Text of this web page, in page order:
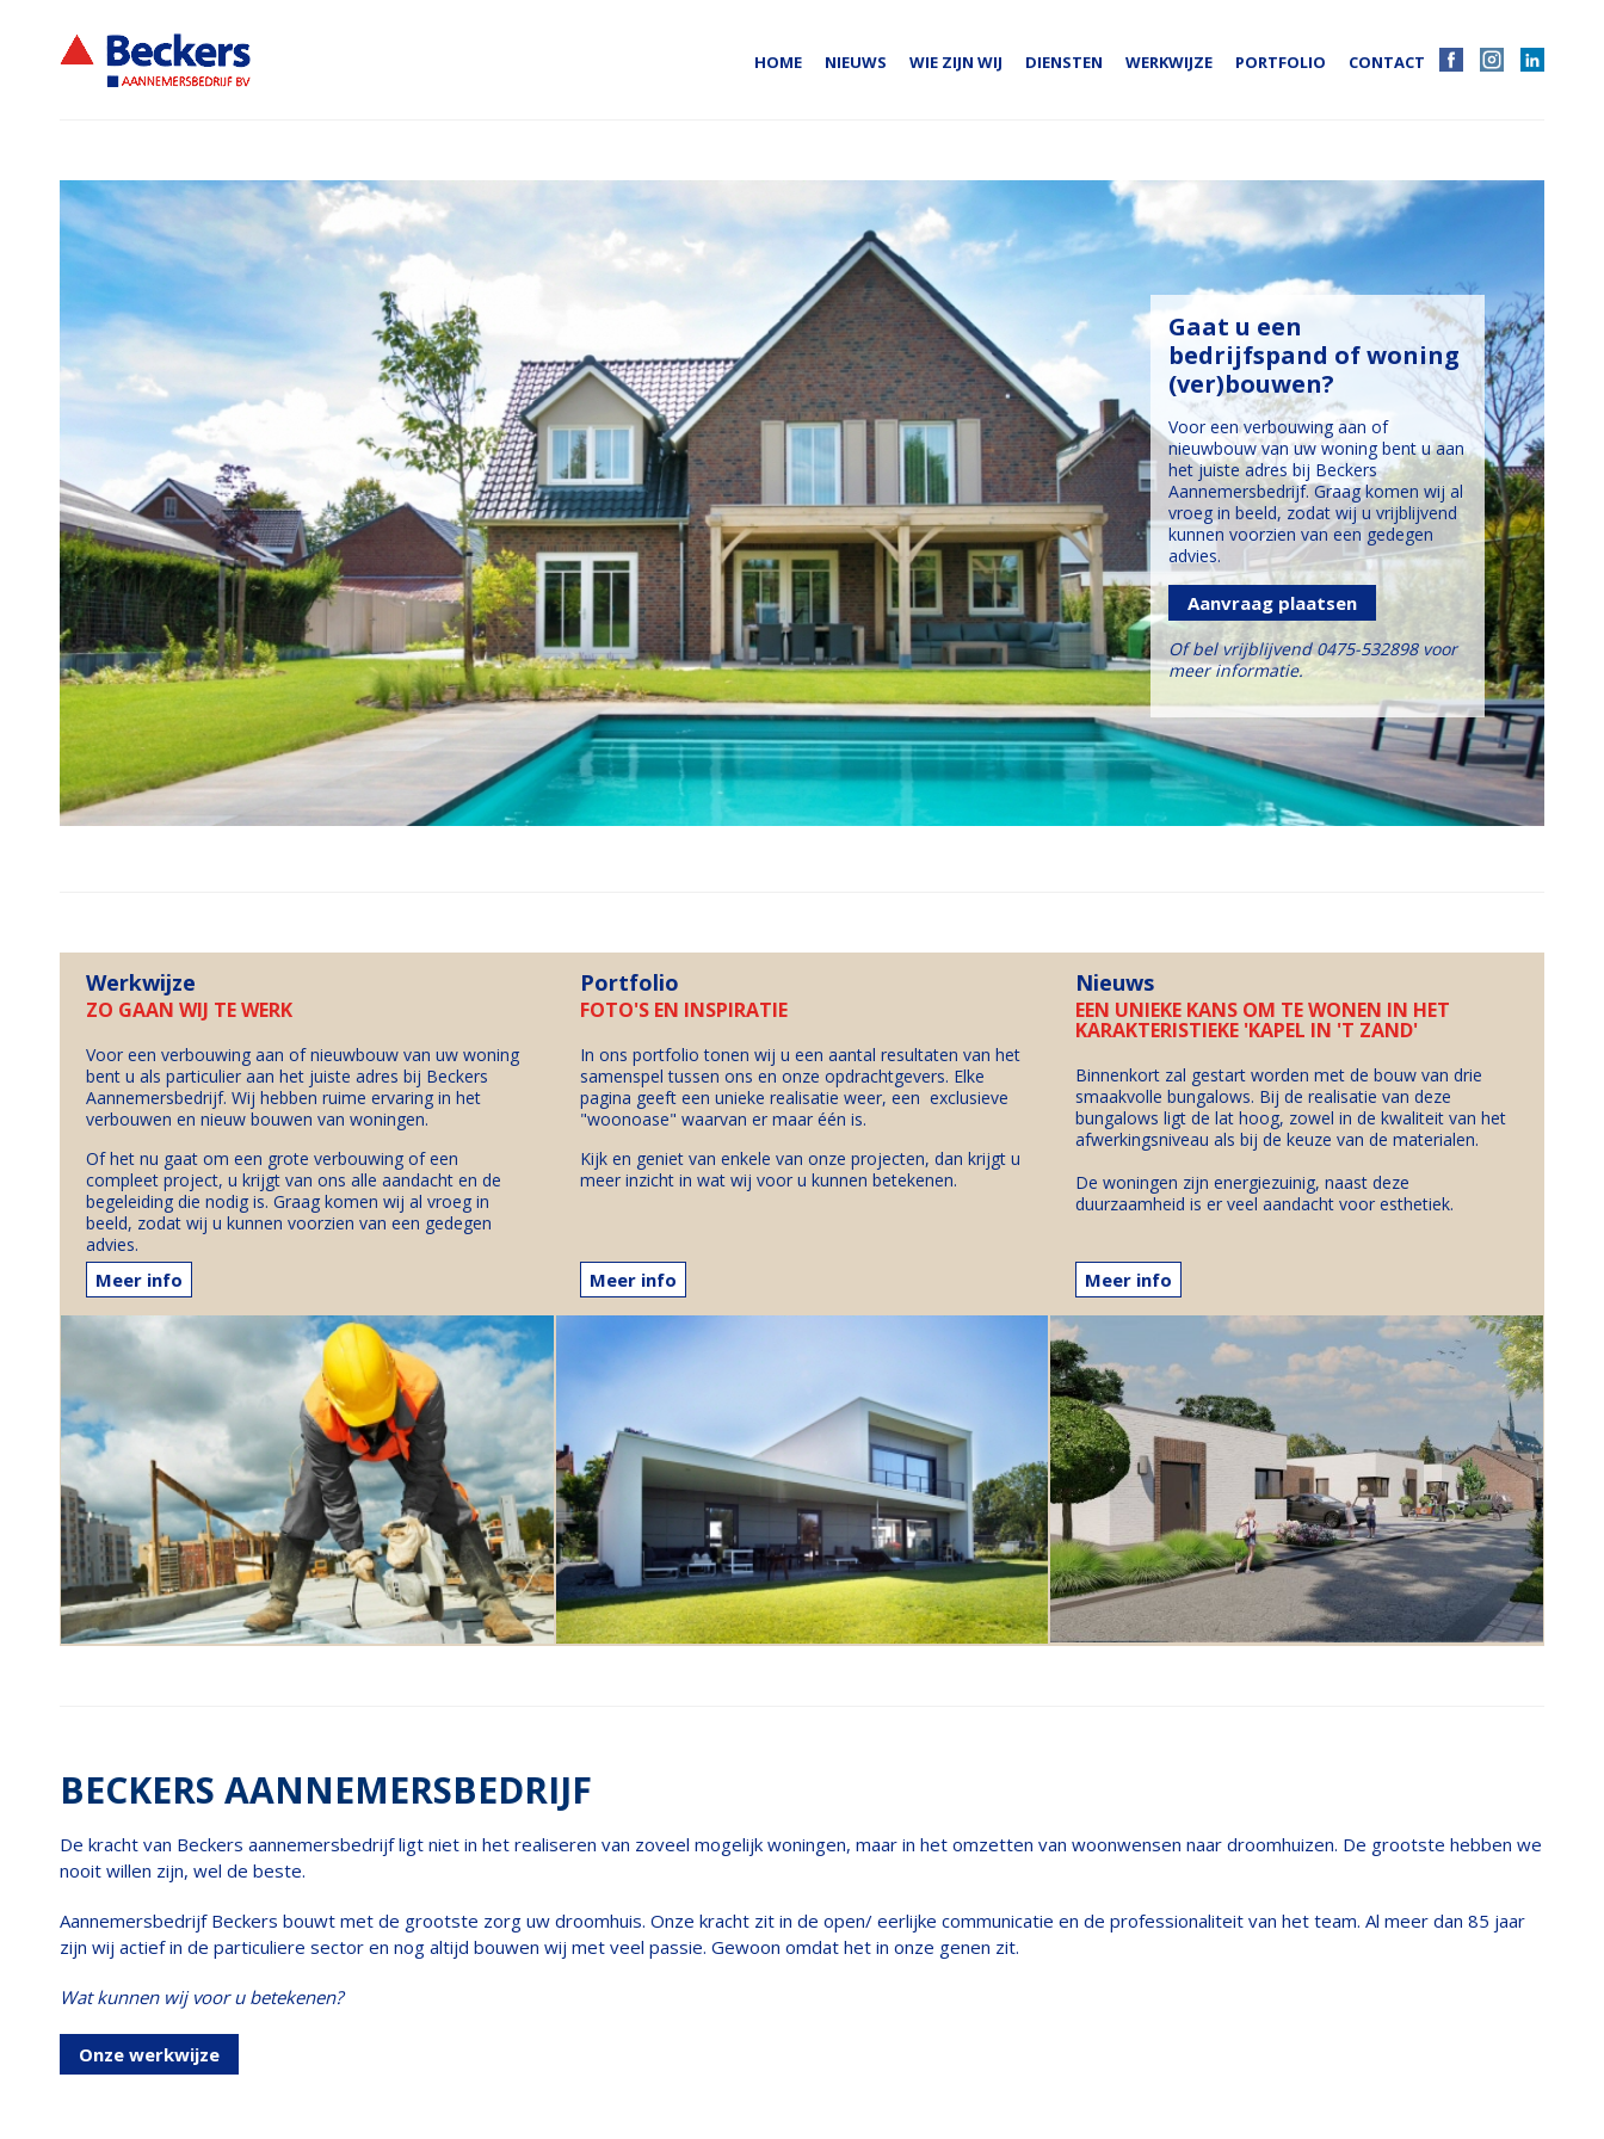
HOME NIEUWS WIE ZIJN WIJ DIENSTEN WERKWIJZE PORTFOLIO CONTACT
Gaat u een
bedrijfspand of woning
(ver)bouwen?
Voor een verbouwing aan of
nieuwbouw van uw woning bent u aan
het juiste adres bij Beckers
Aannemersbedrijf. Graag komen wij al
vroeg in beeld, zodat wij u vrijblijvend
kunnen voorzien van een gedegen
advies.
Aanvraag plaatsen
Of bel vrijblijvend 0475-532898 voor
meer informatie.
Werkwijze
ZO GAAN WIJ TE WERK
Voor een verbouwing aan of nieuwbouw van uw woning
bent u als particulier aan het juiste adres bij Beckers
Aannemersbedrijf. Wij hebben ruime ervaring in het
verbouwen en nieuw bouwen van woningen.
Of het nu gaat om een grote verbouwing of een
compleet project, u krijgt van ons alle aandacht en de
begeleiding die nodig is. Graag komen wij al vroeg in
beeld, zodat wij u kunnen voorzien van een gedegen
advies.
Meer info
Portfolio
FOTO'S EN INSPIRATIE
In ons portfolio tonen wij u een aantal resultaten van het
samenspel tussen ons en onze opdrachtgevers. Elke
pagina geeft een unieke realisatie weer, een exclusieve
"woonoase" waarvan er maar één is.
Kijk en geniet van enkele van onze projecten, dan krijgt u
meer inzicht in wat wij voor u kunnen betekenen.
Meer info
Nieuws
EEN UNIEKE KANS OM TE WONEN IN HET
KARAKTERISTIEKE 'KAPEL IN 'T ZAND'
Binnenkort zal gestart worden met de bouw van drie
smaakvolle bungalows. Bij de realisatie van deze
bungalows ligt de lat hoog, zowel in de kwaliteit van het
afwerkingsniveau als bij de keuze van de materialen.
De woningen zijn energiezuinig, naast deze
duurzaamheid is er veel aandacht voor esthetiek.
Meer info
BECKERS AANNEMERSBEDRIJF
De kracht van Beckers aannemersbedrijf ligt niet in het realiseren van zoveel mogelijk woningen, maar in het omzetten van woonwensen naar droomhuizen. De grootste hebben we
nooit willen zijn, wel de beste.
Aannemersbedrijf Beckers bouwt met de grootste zorg uw droomhuis. Onze kracht zit in de open/ eerlijke communicatie en de professionaliteit van het team. Al meer dan 85 jaar
zijn wij actief in de particuliere sector en nog altijd bouwen wij met veel passie. Gewoon omdat het in onze genen zit.
Wat kunnen wij voor u betekenen?
Onze werkwijze